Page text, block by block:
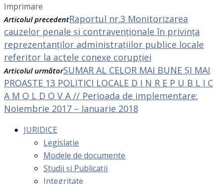
Imprimare
Articolul precedentRaportul nr.3 Monitorizarea
cauzelor penale și contravenționale în privința
reprezentanților administrațiilor publice locale
referitor la actele conexe corupției
Articolul următorSUMAR AL CELOR MAI BUNE ȘI MAI
PROASTE 13 POLITICI LOCALE D I N R E P U B L I C
A M O L D O V A // Perioada de implementare:
Noiembrie 2017 – Ianuarie 2018
JURIDICE
Legislație
Modele de documente
Studii și Publicații
Integritate